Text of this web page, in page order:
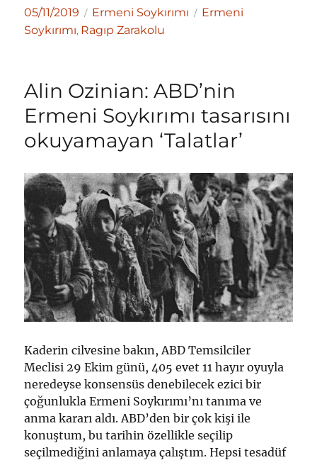
Yayın
tarihi
05/11/2019 Kategoriler
Ermeni Soykırımı Etiketler
Ermeni
Soykırımı, Ragıp Zarakolu
Alin Ozinian: ABD’nin
Ermeni Soykırımı tasarısını
okuyamayan ‘Talatlar’
Kaderin cilvesine bakın, ABD Temsilciler
Meclisi 29 Ekim günü, 405 evet 11 hayır oyuyla
neredeyse konsensüs denebilecek ezici bir
çoğunlukla Ermeni Soykırımı’nı tanıma ve
anma kararı aldı. ABD’den bir çok kişi ile
konuştum, bu tarihin özellikle seçilip
seçilmediğini anlamaya çalıştım. Hepsi tesadüf